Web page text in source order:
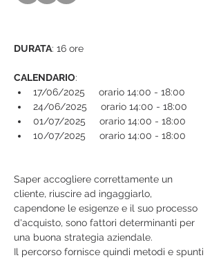
DURATA: 16 ore
CALENDARIO:
17/06/2025     orario 14:00 - 18:00
24/06/2025     orario 14:00 - 18:00
01/07/2025     orario 14:00 - 18:00
10/07/2025     orario 14:00 - 18:00
Saper accogliere correttamente un
cliente, riuscire ad ingaggiarlo,
capendone le esigenze e il suo processo
d'acquisto, sono fattori determinanti per
una buona strategia aziendale.
Il percorso fornisce quindi metodi e spunti